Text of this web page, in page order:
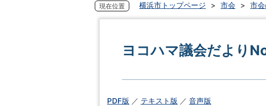
現在位置 横浜市トップページ 市会 市
ヨコハマ議会だより
PDF版 ／ テキスト版 ／ 音声版